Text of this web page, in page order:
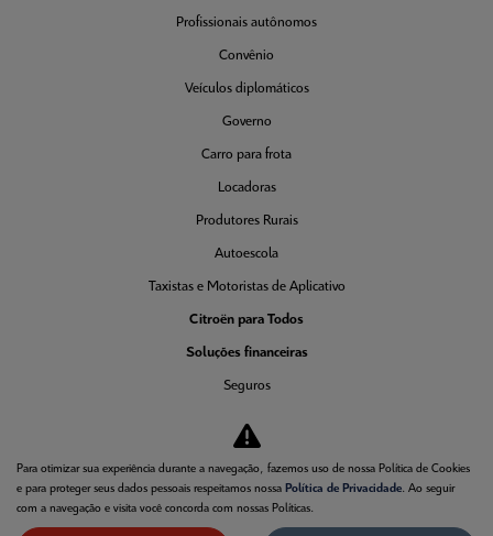
Profissionais autônomos
Convênio
Veículos diplomáticos
Governo
Carro para frota
Locadoras
Produtores Rurais
Autoescola
Taxistas e Motoristas de Aplicativo
Citroën para Todos
Soluções financeiras
Seguros
Simulador de Financiamento
Pós vendas
Para otimizar sua experiência durante a navegação, fazemos uso de nossa Política de Cookies
e para proteger seus dados pessoais respeitamos nossa Política de Privacidade. Ao seguir
com a navegação e visita você concorda com nossas Políticas.